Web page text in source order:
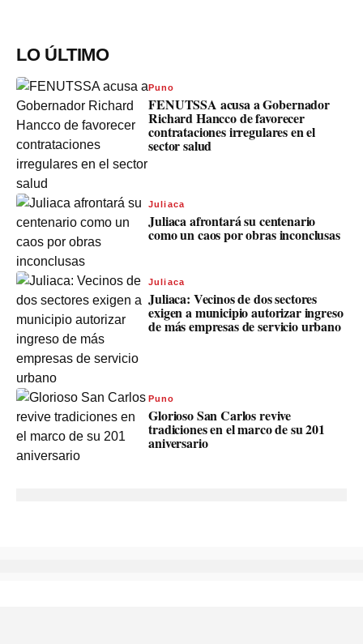
LO ÚLTIMO
Puno
FENUTSSA acusa a Gobernador
Richard Hancco de favorecer
contrataciones irregulares en el
sector salud
Juliaca
Juliaca afrontará su centenario
como un caos por obras inconclusas
Juliaca
Juliaca: Vecinos de dos sectores
exigen a municipio autorizar ingreso
de más empresas de servicio urbano
Puno
Glorioso San Carlos revive
tradiciones en el marco de su 201
aniversario